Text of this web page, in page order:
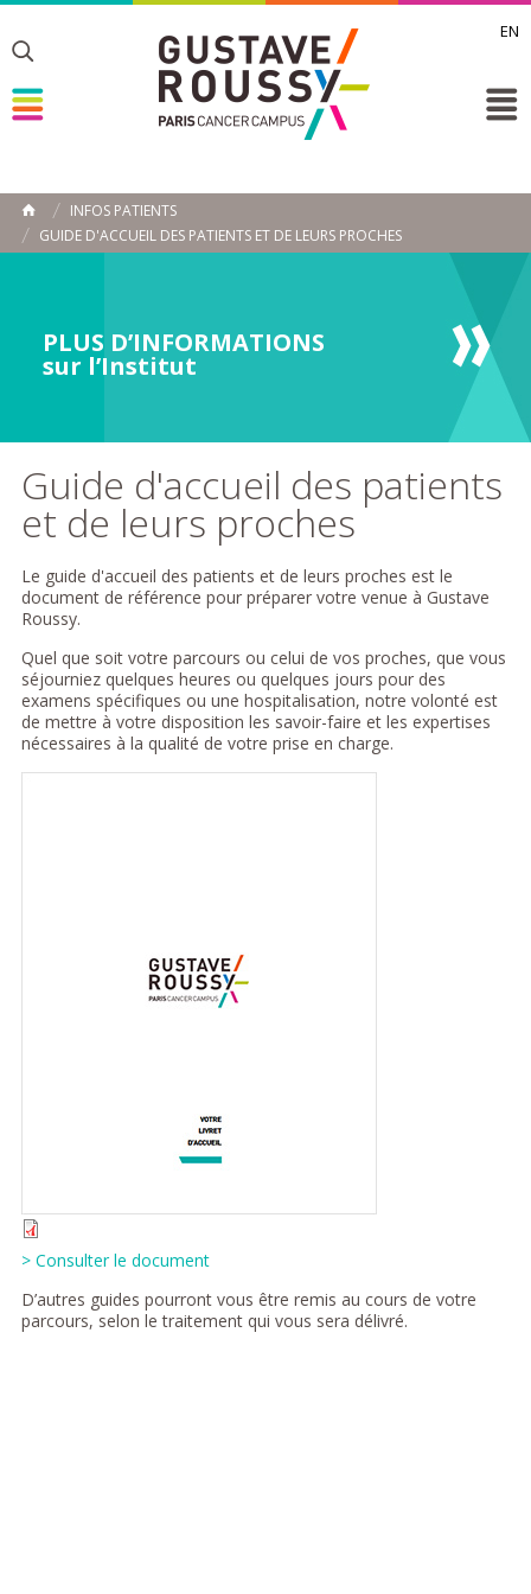
EN
Toggle
Toggle
Toggle
ACCUEIL
INFOS PATIENTS
GUIDE D'ACCUEIL DES PATIENTS ET DE LEURS PROCHES
PLUS D’INFORMATIONS
sur l’Institut
Guide d'accueil des patients
et de leurs proches
Le guide d'accueil des patients et de leurs proches est le
document de référence pour préparer votre venue à Gustave
Roussy.
Quel que soit votre parcours ou celui de vos proches, que vous
séjourniez quelques heures ou quelques jours pour des
examens spécifiques ou une hospitalisation, notre volonté est
de mettre à votre disposition les savoir-faire et les expertises
nécessaires à la qualité de votre prise en charge.
> Consulter le document
D’autres guides pourront vous être remis au cours de votre
parcours, selon le traitement qui vous sera délivré.